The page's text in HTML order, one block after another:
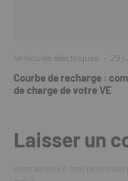
Véhicules électriques · 29
Courbe de recharge :
de charge de votre VE
Laisser un